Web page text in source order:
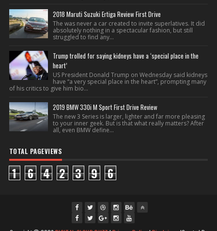
2018 Maruti Suzuki Ertiga Review First Drive
The was never a car created to invite superlatives. It did
absolutely nothing in a spectacular fashion, but still
struggled to find any...
Trump trolled for saying kidneys have a ‘special place in the
heart’
US President Donald Trump on Wednesday said kidneys
have “a very special place in the heart”, prompting many
of his critics to give him bio...
2019 BMW 330i M Sport First Drive Review
The new 3 Series is larger, lighter and far more pleasing
to your inner geek. But is that what really matters? After
all, even BMW define...
TOTAL PAGEVIEWS
1 6 4 2 3 9 6
fac twi gpl ins you